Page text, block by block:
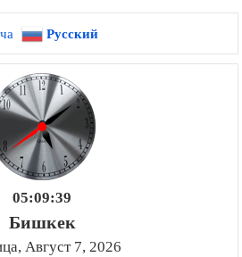
Русский
05:09:40
Бишкек
Август 7, 2026